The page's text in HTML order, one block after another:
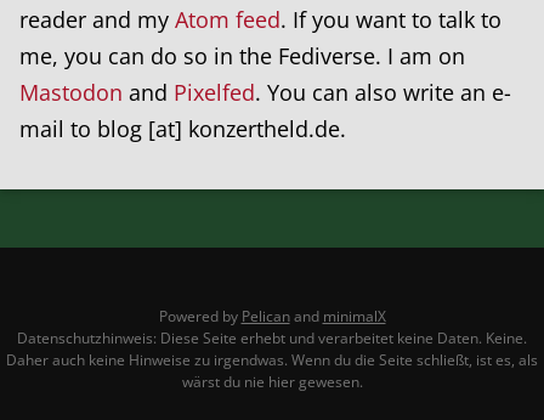
reader and my Atom feed. If you want to talk to
me, you can do so in the Fediverse. I am on
Mastodon and Pixelfed. You can also write an e-
mail to blog [at] konzertheld.de.
Powered by Pelicanand minimalX
Datenschutzhinweis: Diese Seite erhebt und verarbeitet keine Daten. Keine.
Daher auch keine Hinweise zu irgendwas. Wenn du die Seite schließt, ist es, als
wärst du nie hier gewesen.